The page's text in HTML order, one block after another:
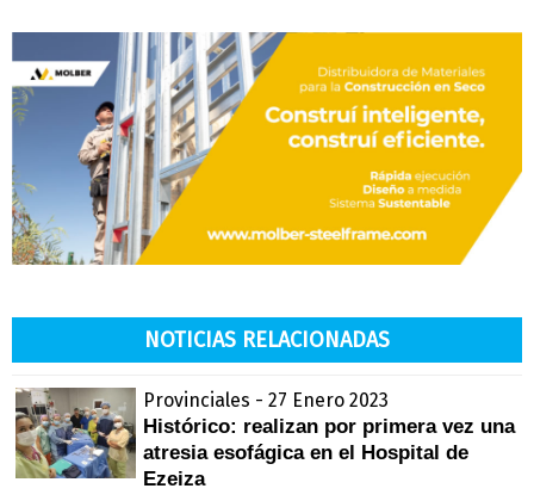
NOTICIAS RELACIONADAS
Provinciales - 27 Enero 2023
Histórico: realizan por primera vez una
atresia esofágica en el Hospital de
Ezeiza